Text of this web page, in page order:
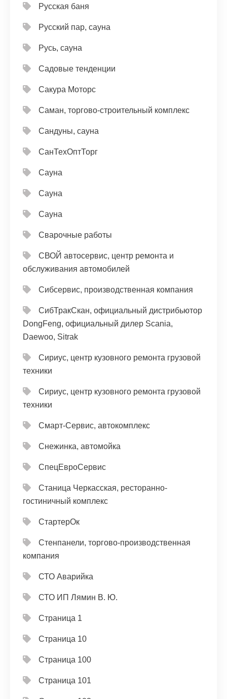
Русская баня
Русский пар, сауна
Русь, сауна
Садовые тенденции
Сакура Моторс
Саман, торгово-строительный комплекс
Сандуны, сауна
СанТехОптТорг
Сауна
Сауна
Сауна
Сварочные работы
СВОЙ автосервис, центр ремонта и
обслуживания автомобилей
Сибсервис, производственная компания
СибТракСкан, официальный дистрибьютор
DongFeng, официальный дилер Scania,
Daewoo, Sitrak
Сириус, центр кузовного ремонта грузовой
техники
Сириус, центр кузовного ремонта грузовой
техники
Смарт-Сервис, автокомплекс
Снежинка, автомойка
СпецЕвроСервис
Станица Черкасская, ресторанно-
гостиничный комплекс
СтартерОк
Стенпанели, торгово-производственная
компания
СТО Аварийка
СТО ИП Лямин В. Ю.
Страница 1
Страница 10
Страница 100
Страница 101